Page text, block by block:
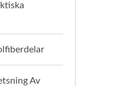
Av